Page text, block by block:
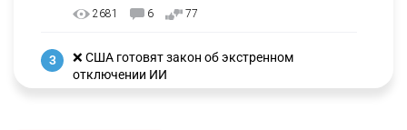
2681 6 77
3
❌ США готовят закон об экстренном
отключении ИИ